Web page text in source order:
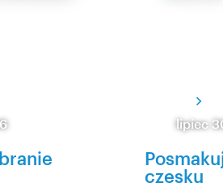
lipiec
czesku